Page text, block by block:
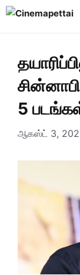
Skip
5
ஆகஸ்ட் 3,